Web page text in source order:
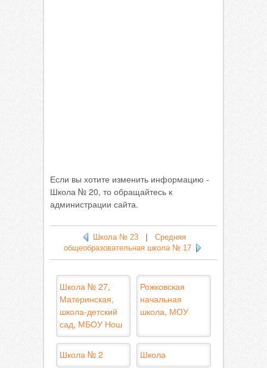
Если вы хотите изменить информацию -
Школа № 20, то обращайтесь к
администрации сайта.
Школа № 23
Средняя
общеобразовательная школа № 17
Школа № 27,
Материнская,
школа-детский
сад, МБОУ Нош
Рожковская
начальная
школа, МОУ
Школа № 2 Школа